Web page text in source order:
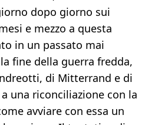
dopo giorno sui
e mezzo a questa
in un passato mai
fine della guerra fredda,
di Mitterrand e di
una riconciliazione con la
avviare con essa un